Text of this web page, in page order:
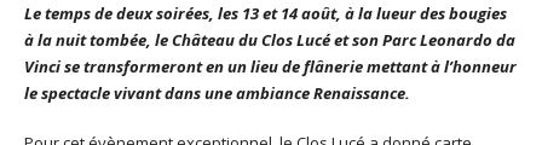
Le temps de deux soirées, les 13 et 14 août, à la lueur des bougies
à la nuit tombée, le Château du Clos Lucé et son Parc Leonardo da
Vinci se transformeront en un lieu de flânerie mettant à l’honneur
le spectacle vivant dans une ambiance Renaissance.